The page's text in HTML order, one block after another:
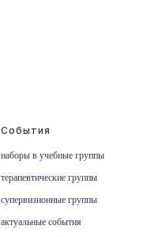
События
наборы в учебные группы
терапевтические группы
супервизионные группы
актуальные события